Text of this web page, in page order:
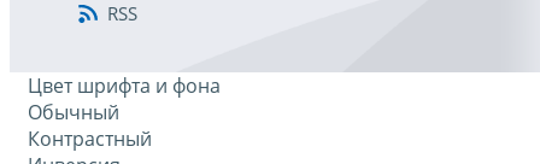
RSS
Цвет шрифта и фона
Обычный
Контрастный